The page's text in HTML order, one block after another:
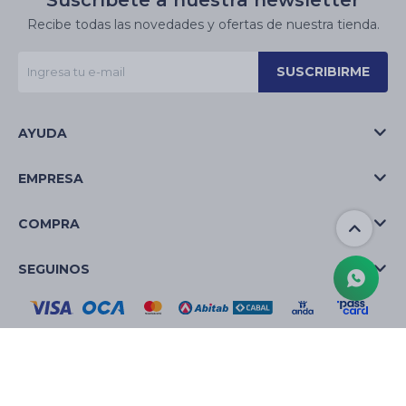
Recibe todas las novedades y ofertas de nuestra tienda.
SUSCRIBIRME
AYUDA
EMPRESA
COMPRA
SEGUINOS